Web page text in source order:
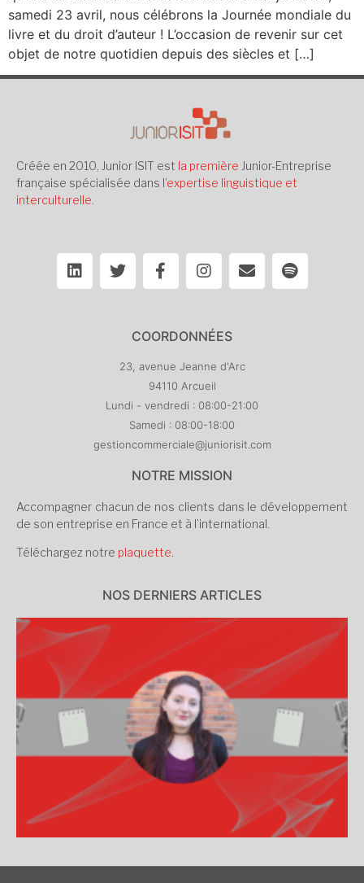
samedi 23 avril, nous célébrons la Journée mondiale du
livre et du droit d’auteur ! L’occasion de revenir sur cet
objet de notre quotidien depuis des siècles et […]
Créée en 2010, Junior ISIT est la première Junior-Entreprise
française spécialisée dans l’expertise linguistique et
interculturelle
COORDONNÉES
23, avenue Jeanne d'Arc
94110 Arcueil
Lundi - vendredi : 08:00-21:00
Samedi : 08:00-18:00
gestioncommerciale@juniorisit.com
NOTRE MISSION
Accompagner chacun de nos clients dans le développement
de son entreprise en France et à l’international.
Téléchargez notre plaquette
NOS DERNIERS ARTICLES